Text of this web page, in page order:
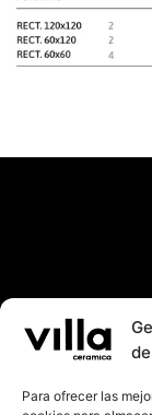
Para ofrecer las